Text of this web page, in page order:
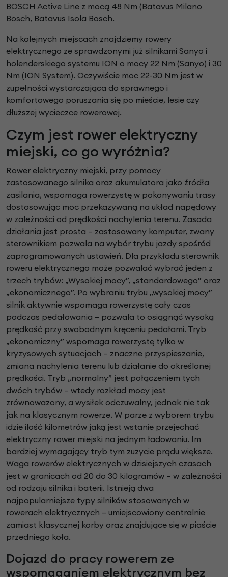
BOSCH Active Line z mocą 48 Nm (Batavus Milano
Bosch, Batavus Isola Bosch.
Na kolejnych miejscach znajdziemy rowery
elektrycznego ze sprawdzonymi już silnikami Sanyo i
holenderskiego systemu ION o mocy 22 Nm (Sanyo) i 30
Nm (ION System). Oczywiście moc 22-30 Nm jest w
zupełności wystarczająca do sprawnego i
komfortowego poruszania się po mieście, lesie czy
dłuższej wycieczce rowerowej.
Czym jest rower elektryczny
miejski, co go wyróżnia?
Rower elektryczny miejski, przy pomocy
zastosowanego silnika oraz akumulatora jako źródła
zasilania, wspomaga rowerzystę w pokonywaniu trasy
dostosowując moc przekazywaną na układ napędowy
w zależności od prędkości nachylenia terenu. Zasada
działania jest prosta – zastosowany komputer, zwany
sterownikiem pozwala na wybór trybu jazdy spośród
zaprogramowanych ustawień. Dla przykładu sterownik
roweru elektrycznego może pozwalać wybrać jeden z
trzech trybów: „Wysokiej mocy”, „standardowego” oraz
„ekonomicznego”. Po wybraniu trybu „wysokiej mocy”
silnik aktywnie wspomaga rowerzystę cały czas
podczas pedałowania – pozwala to osiągnąć wysoką
prędkość przy swobodnym kręceniu pedałami. Tryb
„ekonomiczny” wspomaga rowerzystę tylko w
kryzysowych sytuacjach – znaczne przyspieszanie,
zmiana nachylenia terenu lub działanie do określonej
prędkości. Tryb „normalny” jest połączeniem tych
dwóch trybów – wtedy rozkład mocy jest
zrównoważony, a wysiłek odczuwalny, jednak nie tak
jak na klasycznym rowerze. W parze z wyborem trybu
idzie ilość kilometrów jaką jest wstanie przejechać
elektryczny rower miejski na jednym ładowaniu. Im
bardziej wymagający tryb tym zużycie prądu większe.
Waga rowerów elektrycznych w dzisiejszych czasach
jest w granicach od 20 do 30 kilogramów – w zależności
od rodzaju silnika i baterii. Istnieją dwa
najpopularniejsze typy silników stosowanych w
rowerach elektrycznych – umiejscowiony centralnie
zamiast klasycznej korby oraz znajdujące się w piaście
przedniego koła.
Dojazd do pracy rowerem ze
wspomaganiem elektrycznym bez